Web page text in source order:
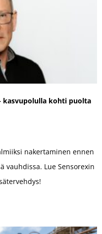
kasvupolulla kohti puolta
nakertaminen ennen
vauhdissa. Lue Sensorexin